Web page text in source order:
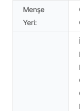
Menşe
Yeri: